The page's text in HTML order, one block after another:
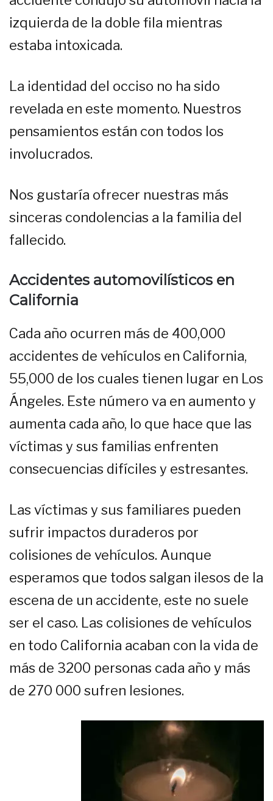
izquierda de la doble fila mientras
estaba intoxicada.
La identidad del occiso no ha sido
revelada en este momento. Nuestros
pensamientos están con todos los
involucrados.
Nos gustaría ofrecer nuestras más
sinceras condolencias a la familia del
fallecido.
Accidentes automovilísticos en
California
Cada año ocurren más de 400,000
accidentes de vehículos en California,
55,000 de los cuales tienen lugar en Los
Ángeles. Este número va en aumento y
aumenta cada año, lo que hace que las
víctimas y sus familias enfrenten
consecuencias difíciles y estresantes.
Las víctimas y sus familiares pueden
sufrir impactos duraderos por
colisiones de vehículos. Aunque
esperamos que todos salgan ilesos de la
escena de un accidente, este no suele
ser el caso. Las colisiones de vehículos
en todo California acaban con la vida de
más de 3200 personas cada año y más
de 270 000 sufren lesiones.